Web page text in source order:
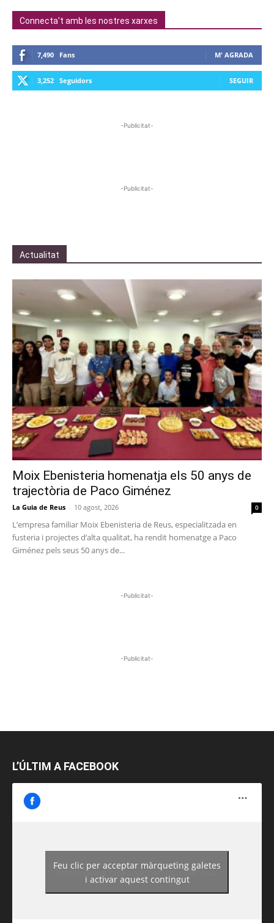
Connecta't amb les nostres xarxes
7,490 Fans M' AGRADA
3,252 Seguidors SEGUIR
-Publicitat-
-Publicitat-
Actualitat
Moix Ebenisteria homenatja els 50 anys de
trajectòria de Paco Giménez
La Guia de Reus - 10 agost, 2026 0
L’empresa familiar Moix Ebenisteria de Reus, especialitzada en
fusteria i projectes d’alta qualitat, ha rendit homenatge a Paco
Giménez pels seus 50 anys de...
-Publicitat-
-Publicitat-
L’ÚLTIM A FACEBOOK
https://www.facebook.com/guiadereus/
Feu clic per acceptar màrqueting galetes
i activar aquest contingut